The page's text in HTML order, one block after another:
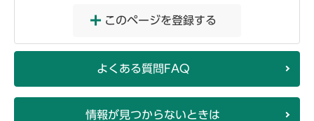
このページを登録する
よくある質問FAQ
情報が見つからないときは